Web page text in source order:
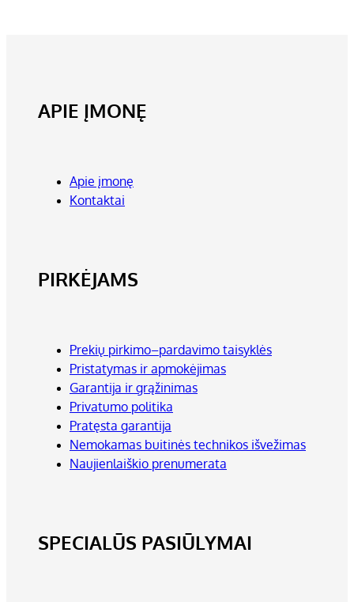
APIE ĮMONĘ
Apie įmonę
Kontaktai
PIRKĖJAMS
Prekių pirkimo–pardavimo taisyklės
Pristatymas ir apmokėjimas
Garantija ir grąžinimas
Privatumo politika
Pratęsta garantija
Nemokamas buitinės technikos išvežimas
Naujienlaiškio prenumerata
SPECIALŪS PASIŪLYMAI